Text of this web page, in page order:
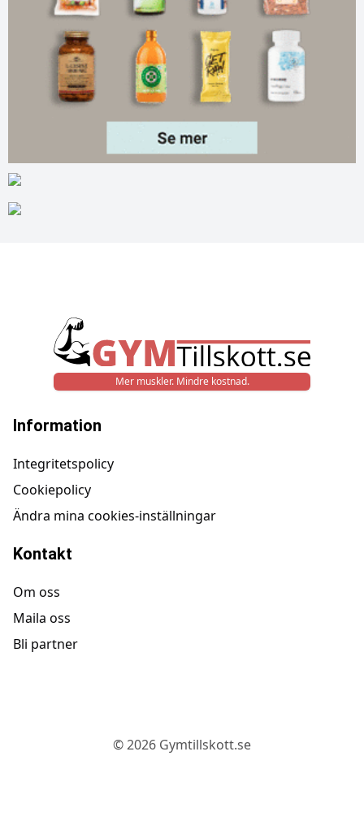
Mer muskler. Mindre kostnad.
Information
Integritetspolicy
Cookiepolicy
Ändra mina cookies-inställningar
Kontakt
Om oss
Maila oss
Bli partner
©2026 Gymtillskott.se